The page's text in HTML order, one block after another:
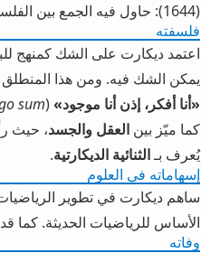
(1644): حاول فيه الجمع بين الفلسفة والعلوم الطبيعية في نظام واحد متكامل.
فلسفته
اعتمد ديكارت على الشك كمنهج
يمكن الشك فيه. ومن هذا
«أنا أفكر، إذن أنا موجود»(
sum
كما ميّز بين العقل والجسد، حيث
يُعرف بـالثنائية الديكارتية.
إسهاماته في العلوم
ساهم ديكارت في تطوير الرياضيات
الأساس للرياضيات الحديثة. كما
وفاته